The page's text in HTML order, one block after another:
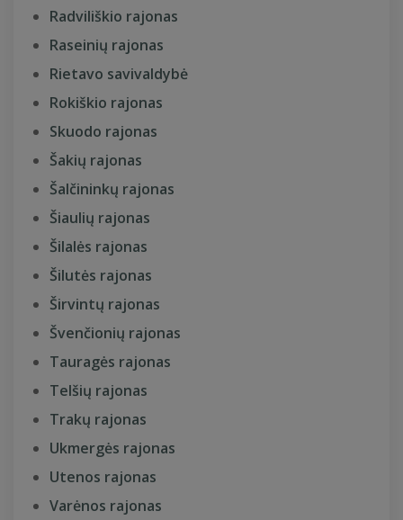
Radviliškio rajonas
Raseinių rajonas
Rietavo savivaldybė
Rokiškio rajonas
Skuodo rajonas
Šakių rajonas
Šalčininkų rajonas
Šiaulių rajonas
Šilalės rajonas
Šilutės rajonas
Širvintų rajonas
Švenčionių rajonas
Tauragės rajonas
Telšių rajonas
Trakų rajonas
Ukmergės rajonas
Utenos rajonas
Varėnos rajonas